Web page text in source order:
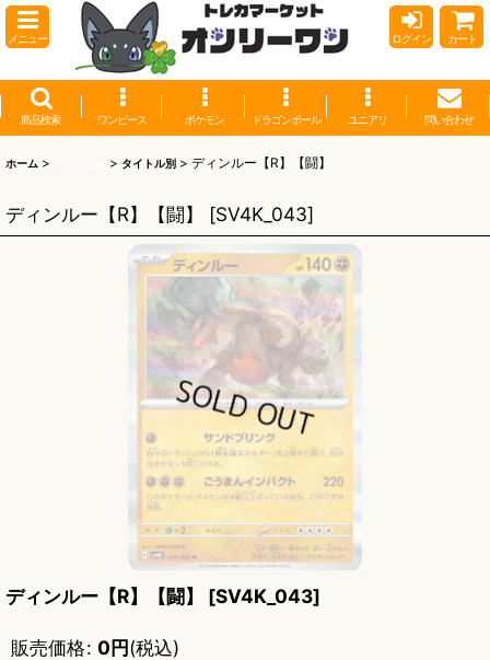
メニュー ログイン カート
商品検索 ワンピース ポケモン ドラゴンボール ユニアリ 問い合わせ
ホーム > > タイトル別 > ディンルー【R】【闘】
ディンルー【R】【闘】 [SV4K_043]
ディンルー【R】【闘】 [SV4K_043]
販売価格: 0円(税込)